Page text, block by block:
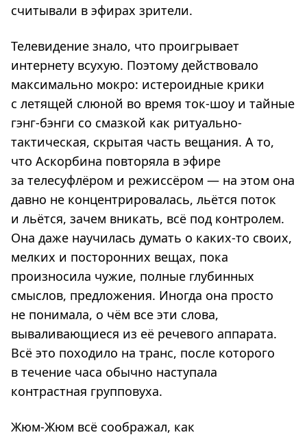
считывали в эфирах зрители.
Телевидение знало, что проигрывает
интернету всухую. Поэтому действовало
максимально мокро: истероидные крики
с летящей слюной во время ток-шоу и тайные
гэнг-бэнги со смазкой как ритуально-
тактическая, скрытая часть вещания. А то,
что Аскорбина повторяла в эфире
за телесуфлёром и режиссёром — на этом она
давно не концентрировалась, льётся поток
и льётся, зачем вникать, всё под контролем.
Она даже научилась думать о каких-то своих,
мелких и посторонних вещах, пока
произносила чужие, полные глубинных
смыслов, предложения. Иногда она просто
не понимала, о чём все эти слова,
вываливающиеся из её речевого аппарата.
Всё это походило на транс, после которого
в течение часа обычно наступала
контрастная групповуха.
Жюм-Жюм всё соображал, как